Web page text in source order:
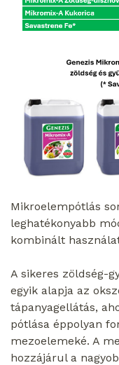
Mikroelempótlás
leghatékonyabb
kombinált
A sikeres zöldség-
egyik alapja az
tápanyagellátás,
pótlása éppolyan
mezoelemeké. A
hozzájárul a